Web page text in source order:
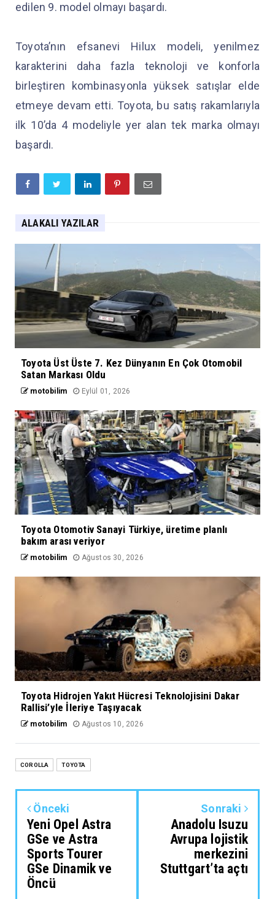
edilen 9. model olmayı başardı.
Toyota’nın efsanevi Hilux modeli, yenilmez
karakterini daha fazla teknoloji ve konforla
birleştiren kombinasyonla yüksek satışlar elde
etmeye devam etti. Toyota, bu satış rakamlarıyla
ilk 10’da 4 modeliyle yer alan tek marka olmayı
başardı.
ALAKALI YAZILAR
Toyota Üst Üste 7. Kez Dünyanın En Çok Otomobil
Satan Markası Oldu
motobilim Eylül 01, 2026
Toyota Otomotiv Sanayi Türkiye, üretime planlı
bakım arası veriyor
motobilim Ağustos 30, 2026
Toyota Hidrojen Yakıt Hücresi Teknolojisini Dakar
Rallisi’yle İleriye Taşıyacak
motobilim Ağustos 10, 2026
COROLLA TOYOTA
Önceki
Yeni Opel Astra
GSe ve Astra
Sports Tourer
GSe Dinamik ve
Öncü
Sonraki
Anadolu Isuzu
Avrupa lojistik
merkezini
Stuttgart’ta açtı